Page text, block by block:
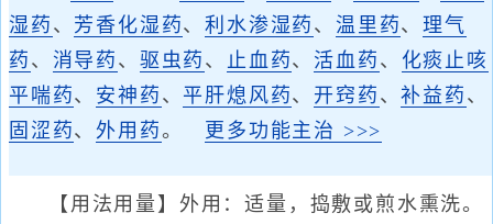
湿药 、 芳香化湿药、利水渗湿药 、温里药、理气
药 、 消导药 、 驱虫药 、 止血药、 活血药 、 化痰止咳
平喘药、 安神药 、 平肝熄风药、 开窍药 、补益药 、
固涩药、外用药。 更多功能主治 >>>
【用法用量】外用：适量，捣敷或煎水熏洗。